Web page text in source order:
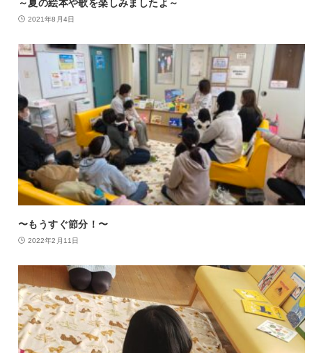
～夏の絵本や歌を楽しみましたよ～
2021年8月4日
〜もうすぐ節分！〜
2022年2月11日